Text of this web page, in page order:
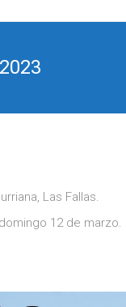
Las Fallas.
12 de marzo.